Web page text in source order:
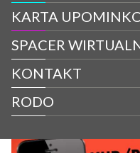
KARTA
SPACER
KONTAKT
RODO